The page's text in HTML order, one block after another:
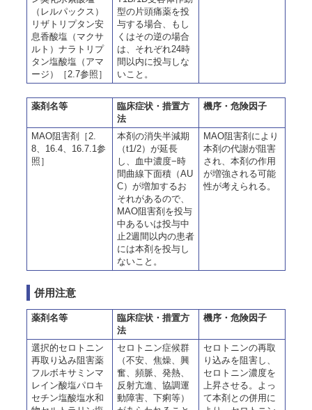
（レルパックス）
リザトリプタン安
息香酸塩（マクサ
ルト）ナラトリプ
タン塩酸塩（アマ
ージ）［2.7参照］
型の片頭痛薬を投
与する場合、もし
くはその逆の場合
は、それぞれ24時
間以内に投与しな
いこと。
薬剤名等
臨床症状・措置方
法
機序・危険因子
MAO阻害剤［2.
8、16.4、16.7.1参
照］
本剤の消失半減期
（t1/2）が延長
し、血中濃度−時
間曲線下面積（AU
C）が増加するお
それがあるので、
MAO阻害剤を投与
中あるいは投与中
止2週間以内の患者
には本剤を投与し
ないこと。
MAO阻害剤により
本剤の代謝が阻害
され、本剤の作用
が増強される可能
性が考えられる。
併用注意
薬剤名等
臨床症状・措置方
法
機序・危険因子
選択的セロトニン
再取り込み阻害薬
フルボキサミンマ
レイン酸塩パロキ
セチン塩酸塩水和
セロトニン症候群
（不安、焦燥、興
奮、頻脈、発熱、
反射亢進、協調運
動障害、下痢等）
セロトニンの再取
り込みを阻害し、
セロトニン濃度を
上昇させる。よっ
て本剤との併用に